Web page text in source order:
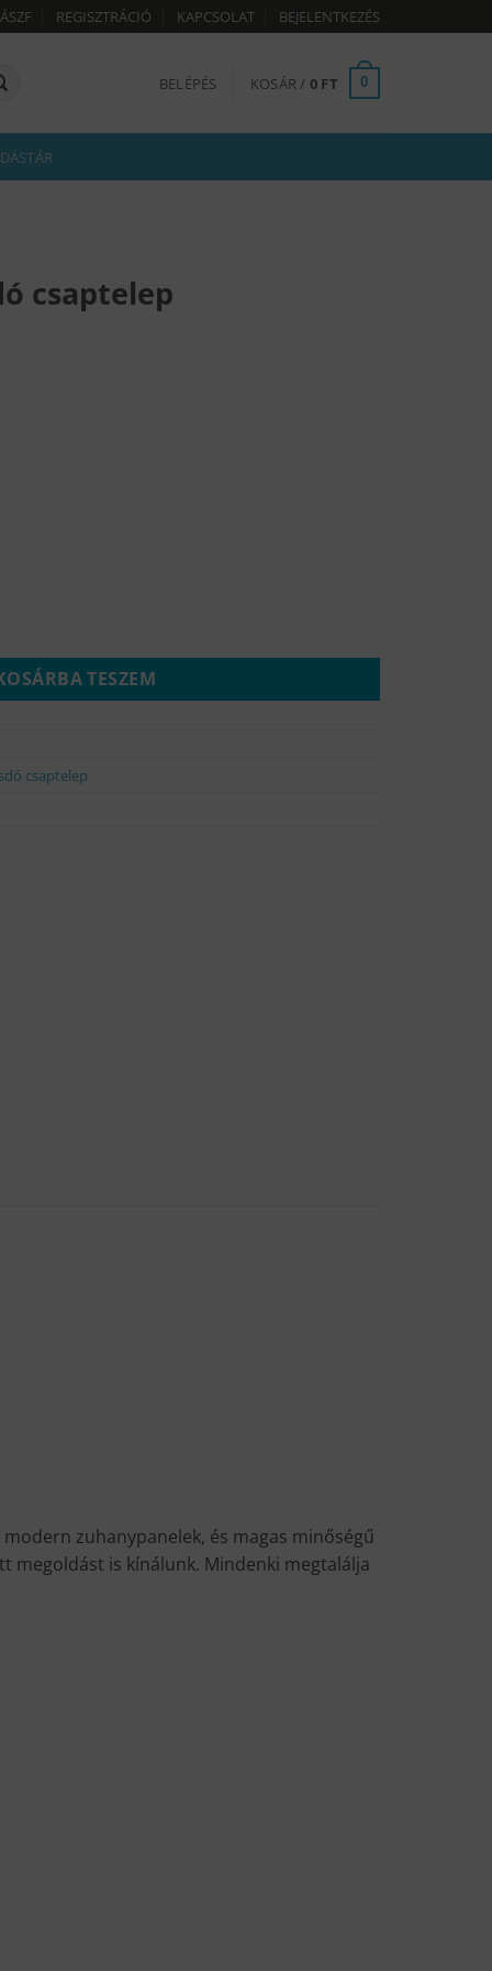
ÁSZF REGISZTRÁCIÓ KAPCSOLAT BEJELENTKEZÉS
BELÉPÉS KOSÁR / 0 FT 0
csaptelep
TESZEM
csaptelep
zuhanypanelek, és magas minőségű
megoldást is kínálunk. Mindenki megtalálja